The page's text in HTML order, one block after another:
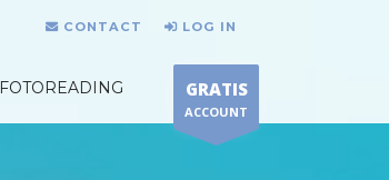
CONTACT LOG IN
FOTOREADING GRATIS
ACCOUNT